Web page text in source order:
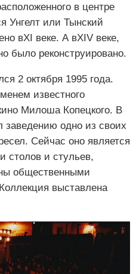
в центре
Унгелт или Тынский
вXI веке. А вXIV веке,
было реконструировано.
2 октября 1995 года.
известного
Милоша Копецкого. В
заведению одно из своих
Сейчас оно является
столов и стульев,
общественными
выставлена